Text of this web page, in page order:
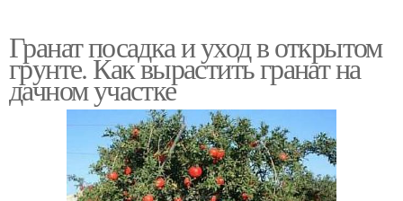
Гранат посадка и уход в открытом
грунте. Как вырастить гранат на
дачном участке